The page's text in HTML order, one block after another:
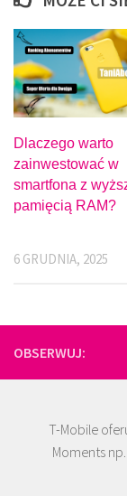
Dlaczego warto
zainwestować w
smartfona z
pamięcią RAM?
6 GRUDNIA, 2025
OBSERWUJ:
T-Mobile
Moments